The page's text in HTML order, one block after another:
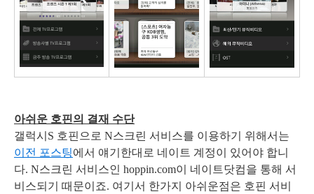
아쉬운 호핀의 결재 수단
갤럭시S 호핀으로 N스크린 서비스를 이용하기 위해서는
이전 포스팅에서 얘기한대로 네이트 계정이 있어야 합니
다. N스크린 서비스인 hoppin.com이 네이트닷컴을 통해 서
비스되기 때문이죠. 여기서 한가지 아쉬운점은 호핀 서비